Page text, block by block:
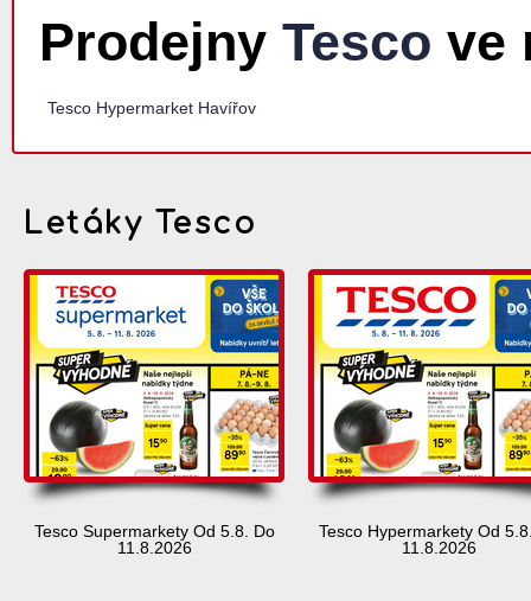
Prodejny Tesco ve
Tesco Hypermarket Havířov
Letáky Tesco
Tesco Supermarkety Od 5.8. Do
11.8.2026
Tesco Hypermarkety Od
11.8.2026